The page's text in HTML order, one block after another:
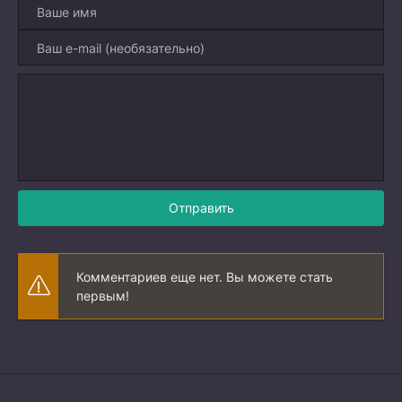
Отправить
Комментариев еще нет. Вы можете стать
первым!